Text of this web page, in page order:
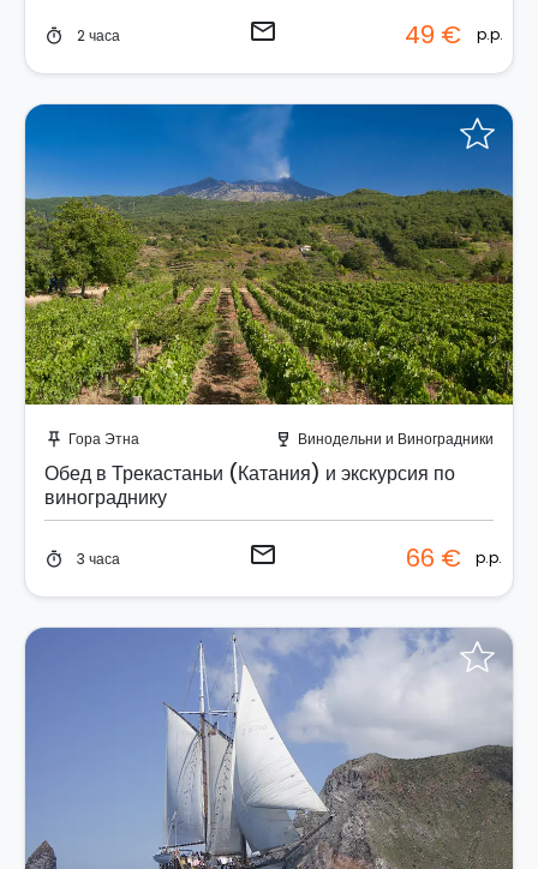
timer 2 часа email 49 € p.p.
push_pin Гора Этна wine_bar Винодельни и Виноградники
Обед в Трекастаньи (Катания) и экскурсия по
винограднику
timer 3 часа email 66 € p.p.